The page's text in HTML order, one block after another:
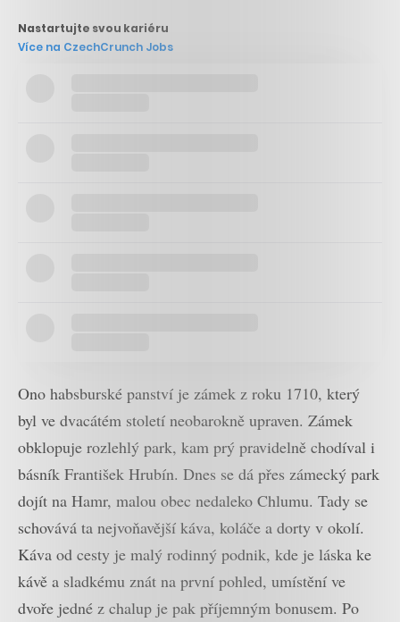
Nastartujte svou kariéru
Více na CzechCrunch Jobs
Ono habsburské panství je zámek z roku 1710, který
byl ve dvacátém století neobarokně upraven. Zámek
obklopuje rozlehlý park, kam prý pravidelně chodíval i
básník František Hrubín. Dnes se dá přes zámecký park
dojít na Hamr, malou obec nedaleko Chlumu. Tady se
schovává ta nejvoňavější káva, koláče a dorty v okolí.
Káva od cesty je malý rodinný podnik, kde je láska ke
kávě a sladkému znát na první pohled, umístění ve
dvoře jedné z chalup je pak příjemným bonusem. Po